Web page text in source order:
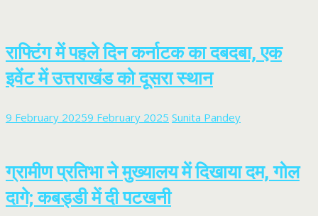
राफ्टिंग में पहले दिन कर्नाटक का दबदबा, एक
इवेंट में उत्तराखंड को दूसरा स्थान
9 February 20259 February 2025 Sunita Pandey
ग्रामीण प्रतिभा ने मुख्यालय में दिखाया दम, गोल
दागे; कबड्डी में दी पटखनी